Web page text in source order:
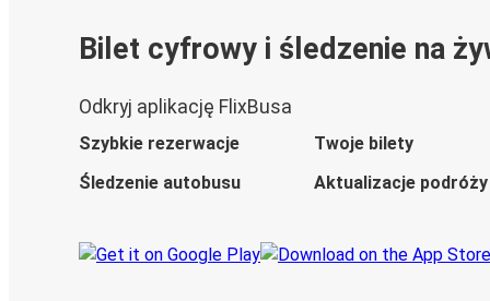
Bilet cyfrowy i śledzenie na
Odkryj aplikację FlixBusa
Szybkie rezerwacje
Twoje bilety
Śledzenie autobusu
Aktualizacje podróży